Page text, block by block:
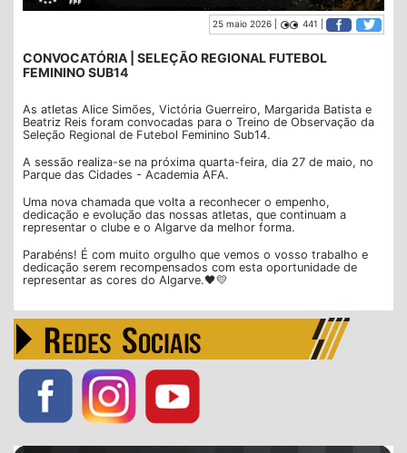
25 maio 2026 | 441 |
CONVOCATÓRIA | SELEÇÃO REGIONAL FUTEBOL
FEMININO SUB14
As atletas Alice Simões, Victória Guerreiro, Margarida Batista e
Beatriz Reis foram convocadas para o Treino de Observação da
Seleção Regional de Futebol Feminino Sub14.
A sessão realiza-se na próxima quarta-feira, dia 27 de maio, no
Parque das Cidades - Academia AFA.
Uma nova chamada que volta a reconhecer o empenho,
dedicação e evolução das nossas atletas, que continuam a
representar o clube e o Algarve da melhor forma.
Parabéns! É com muito orgulho que vemos o vosso trabalho e
dedicação serem recompensados com esta oportunidade de
representar as cores do Algarve.🖤💛